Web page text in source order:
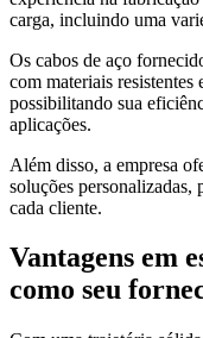
carga, incluindo uma
Os cabos de aço
com materiais resistentes
possibilitando sua
aplicações.
Além disso, a empresa
soluções personalizadas,
cada cliente.
Vantagens em
como seu